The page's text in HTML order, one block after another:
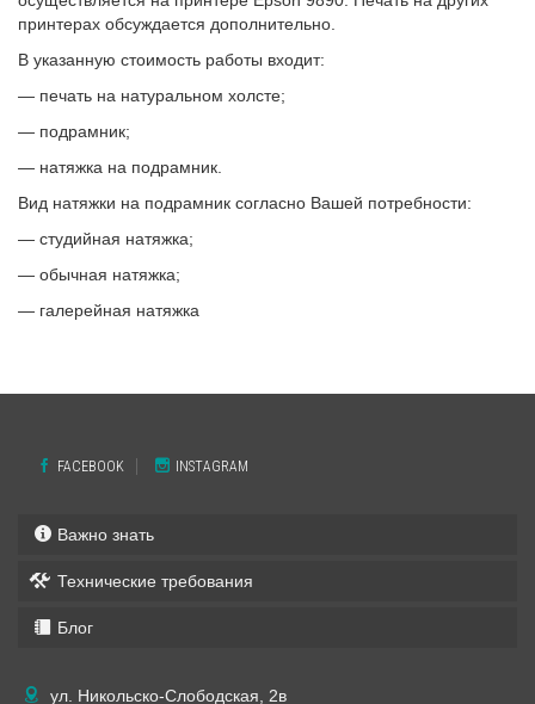
принтерах обсуждается дополнительно.
В указанную стоимость работы входит:
— печать на натуральном холсте;
— подрамник;
— натяжка на подрамник.
Вид натяжки на подрамник согласно Вашей потребности:
— студийная натяжка;
— обычная натяжка;
— галерейная натяжка
FACEBOOK INSTAGRAM
Важно знать
Технические требования
Блог
ул. Никольско-Слободская, 2в